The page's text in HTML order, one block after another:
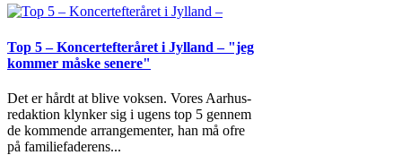
Top 5 – Koncertefteråret i Jylland – "jeg
kommer måske senere"
Det er hårdt at blive voksen. Vores Aarhus-
redaktion klynker sig i ugens top 5 gennem
de kommende arrangementer, han må ofre
på familiefaderens...